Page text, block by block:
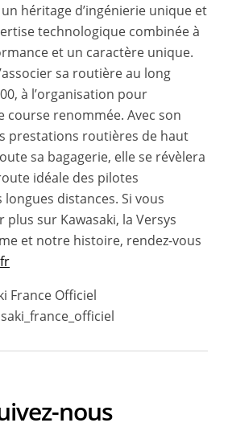
héritage d’ingénierie unique et
technologique combinée à
et un caractère unique.
sa routière au long
à l’organisation pour
course renommée. Avec son
prestations routières de haut
sa bagagerie, elle se révèlera
idéale des pilotes
distances. Si vous
plus sur Kawasaki, la Versys
et notre histoire, rendez-vous
France Officiel
nous